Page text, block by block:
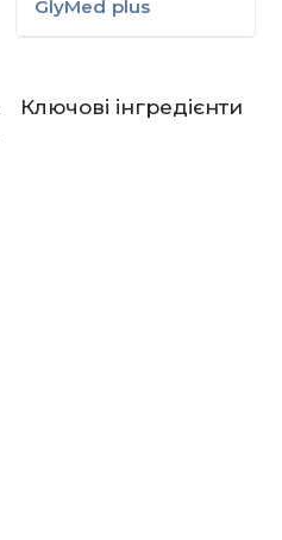
GlyMed plus
Ключові інгредієнти